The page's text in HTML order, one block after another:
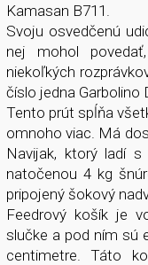
Kamasan B711.
Svoju osvedčenú
nej mohol
niekoľkých
číslo jedna Garbolino
Tento prút spĺňa
omnoho viac. Má
Navijak, ktorý ladí
natočenou 4 kg
pripojený šokový
Feedrový košík je
slučke a pod ním sú
centimetre. Táto